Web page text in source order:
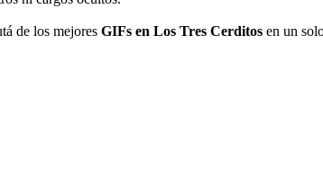
de los mejores GIFs en Los Tres Cerditos en un